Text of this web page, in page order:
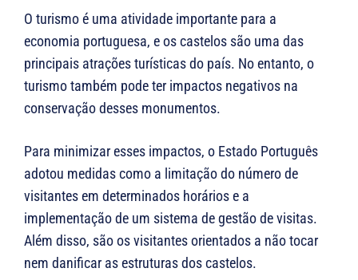
O turismo é uma atividade importante para a
economia portuguesa, e os castelos são uma das
principais atrações turísticas do país. No entanto, o
turismo também pode ter impactos negativos na
conservação desses monumentos.
Para minimizar esses impactos, o Estado Português
adotou medidas como a limitação do número de
visitantes em determinados horários e a
implementação de um sistema de gestão de visitas.
Além disso, são os visitantes orientados a não tocar
nem danificar as estruturas dos castelos.